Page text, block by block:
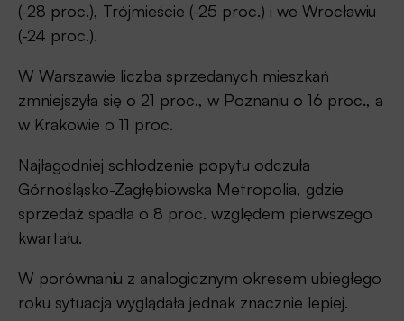
(-28 proc.), Trójmieście (-25 proc.) i we Wrocławiu
(-24 proc.).
W Warszawie liczba sprzedanych mieszkań
zmniejszyła się o 21 proc., w Poznaniu o 16 proc., a
w Krakowie o 11 proc.
Najłagodniej schłodzenie popytu odczuła
Górnośląsko-Zagłębiowska Metropolia, gdzie
sprzedaż spadła o 8 proc. względem pierwszego
kwartału.
W porównaniu z analogicznym okresem ubiegłego
roku sytuacja wyglądała jednak znacznie lepiej.